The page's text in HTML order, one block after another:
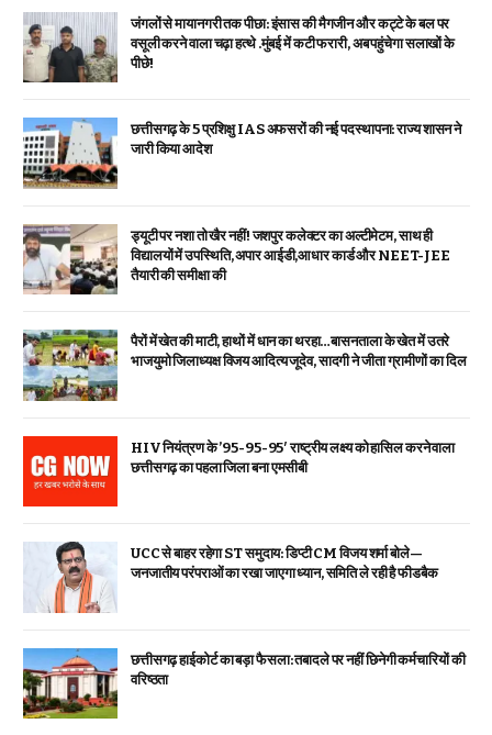
जंगलों से मायानगरी तक पीछा: इंसास की मैगजीन और कट्टे के बल पर
वसूली करने वाला चढ़ा हत्थे .मुंबई में कटी फरारी, अब पहुंचेगा सलाखों के
पीछे!
छत्तीसगढ़ के 5 प्रशिक्षु IAS अफसरों की नई पदस्थापना: राज्य शासन ने
जारी किया आदेश
ड्यूटी पर नशा तो खैर नहीं! जशपुर कलेक्टर का अल्टीमेटम, साथ ही
विद्यालयों में उपस्थिति, अपार आईडी,आधार कार्ड और NEET-JEE
तैयारी की समीक्षा की
पैरों में खेत की माटी, हाथों में धान का थरहा…बासनताला के खेत में उतरे
भाजयुमो जिलाध्यक्ष विजय आदित्य जूदेव, सादगी ने जीता ग्रामीणों का दिल
HIV नियंत्रण के ’95-95-95′ राष्ट्रीय लक्ष्य को हासिल करने वाला
छत्तीसगढ़ का पहला जिला बना एमसीबी
UCC से बाहर रहेगा ST समुदाय: डिप्टी CM विजय शर्मा बोले—
जनजातीय परंपराओं का रखा जाएगा ध्यान, समिति ले रही है फीडबैक
छत्तीसगढ़ हाईकोर्ट का बड़ा फैसला: तबादले पर नहीं छिनेगी कर्मचारियों की
वरिष्ठता